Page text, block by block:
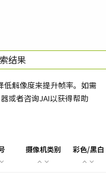
结果
低解像度来提升帧率。如需
或者咨询JAI以获得帮助
摄像机类别 彩色/黑白